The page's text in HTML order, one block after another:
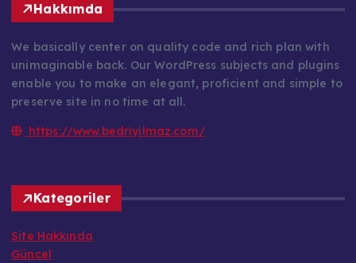
Hakkımda
We basically center on quality code and rich plan with
unimaginable back. Our WordPress subjects and plugins
enable you to make an elegant, proficient and simple to
preserve site in no time at all.
https://www.bedriyilmaz.com/
Kategoriler
Site Hakkında
Güncel